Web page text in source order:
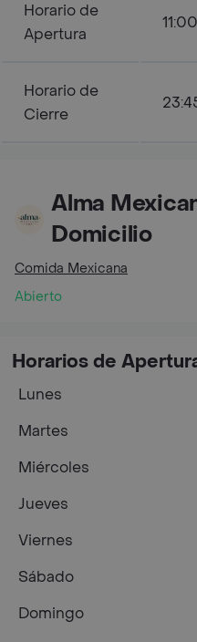
Horario de
Apertura
Horario de
Cierre
Alma
Domicilio
Comida Mexicana
Abierto
Horarios de
Lunes
Martes
Miércoles
Jueves
Viernes
Sábado
Domingo